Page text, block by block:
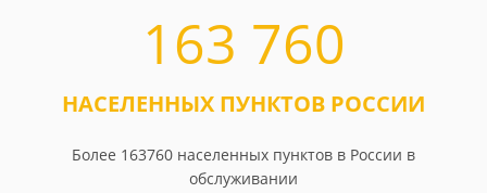
163 760
НАСЕЛЕННЫХ ПУНКТОВ РОССИИ
Более 163760 населенных пунктов в России в
обслуживании